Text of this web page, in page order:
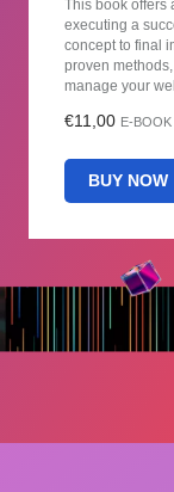
This book offers
executing a
concept to final
proven
manage your
€11,00 E-BOOK
BUY NOW